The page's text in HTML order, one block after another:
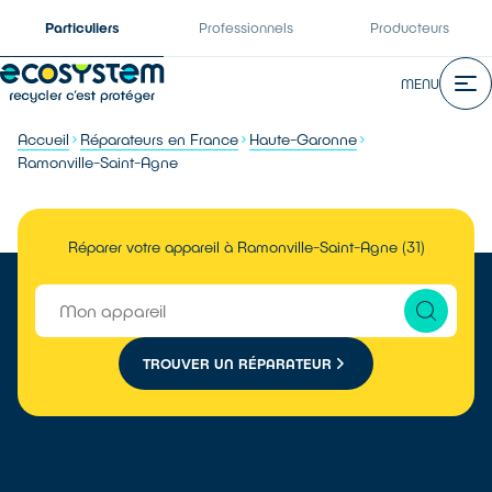
Particuliers Professionnels Producteurs
MENU
Accueil Réparateurs en France
Haute-Garonne
Ramonville-Saint-Agne
Réparer votre appareil à Ramonville-Saint-Agne (31)
TROUVER UN RÉPARATEUR